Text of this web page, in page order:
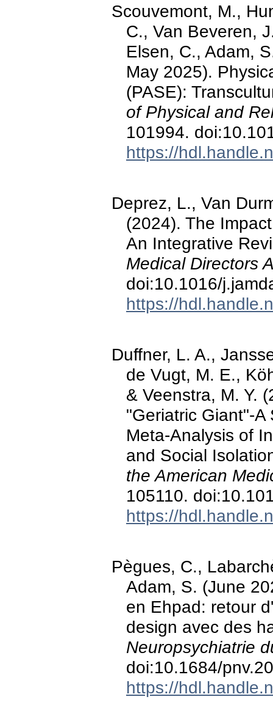
Scouvemont, M.,
C., Van Beveren,
Elsen, C., Adam,
May 2025).
(PASE):
of Physical and
101994.
https://
Deprez, L., Van
(2024). The
An Integrative
Medical Directors
doi:10.1016/
https://
Duffner, L. A.,
de Vugt, M. E.,
& Veenstra, M. Y.
"Geriatric Giant"-
Meta-Analysis of
and Social
the American
105110.
https://
Pègues, C.,
Adam, S. (June
en Ehpad: retour
design avec des
Neuropsychiatrie
doi:10.1684/
https://